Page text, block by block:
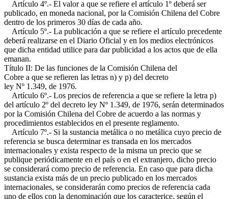
Artículo 4º.- El valor a que se refiere el artículo 1º deberá ser
publicado, en moneda nacional, por la Comisión Chilena del Cobre
dentro de los primeros 30 días de cada año.
Artículo 5º.- La publicación a que se refiere el artículo precedente
deberá realizarse en el Diario Oficial y en los medios electrónicos
que dicha entidad utilice para dar publicidad a los actos que de ella
emanan.
Título II: De las funciones de la Comisión Chilena del
Cobre a que se refieren las letras n) y p) del decreto
ley Nº 1.349, de 1976.
Artículo 6º.- Los precios de referencia a que se refiere la letra p)
del artículo 2º del decreto ley Nº 1.349, de 1976, serán determinados
por la Comisión Chilena del Cobre de acuerdo a las normas y
procedimientos establecidos en el presente reglamento.
Artículo 7º.- Si la sustancia metálica o no metálica cuyo precio de
referencia se busca determinar es transada en los mercados
internacionales y exista respecto de la misma un precio que se
publique periódicamente en el país o en el extranjero, dicho precio
se considerará como precio de referencia. En caso que para dicha
sustancia exista más de un precio publicado en los mercados
internacionales, se considerarán como precios de referencia cada
uno de ellos con la denominación que los caracterice, según el